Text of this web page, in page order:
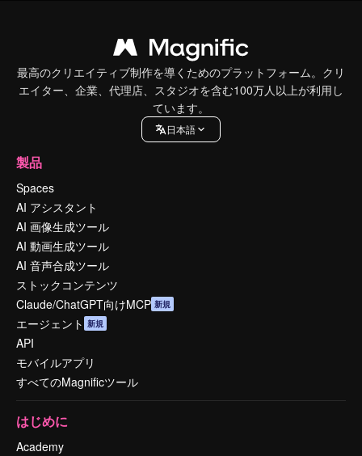
最高のクリエイティブ制作を導くためのプラットフォーム。クリ
エイター、企業、代理店、スタジオを含む100万人以上が利用し
ています。
日本語
製品
Spaces
AI アシスタント
AI 画像生成ツール
AI 動画生成ツール
AI 音声合成ツール
ストックコンテンツ
Claude/ChatGPT向けMCP 新規
エージェント 新規
API
モバイルアプリ
すべてのMagnificツール
はじめに
Academy